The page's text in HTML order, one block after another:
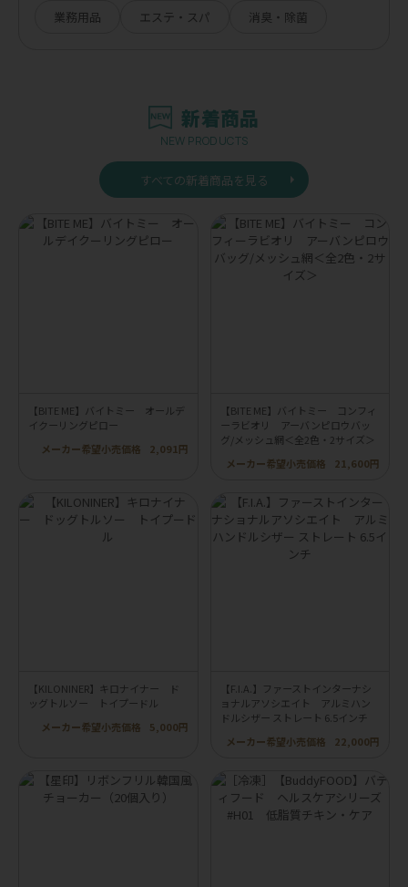
業務用品
エステ・スパ 消臭・除菌
新着商品
NEW PRODUCTS
すべての新着商品を見る
【BITE ME】バイトミー オールデ
イクーリングピロー
メーカー希望小売価格
2,091円
【BITE ME】バイトミー コンフィ
ーラビオリ アーバンピロウバッ
グ/メッシュ網＜全2色・2サイズ＞
メーカー希望小売価格
21,600円
【KILONINER】キロナイナー ド
ッグトルソー トイプードル
メーカー希望小売価格
5,000円
【F.I.A.】ファーストインターナシ
ョナルアソシエイト アルミハン
ドルシザー ストレート 6.5インチ
メーカー希望小売価格
22,000円